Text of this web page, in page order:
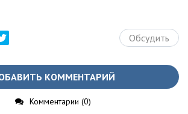
Обсудить
КОММЕНТАРИЙ
Комментарии (0)